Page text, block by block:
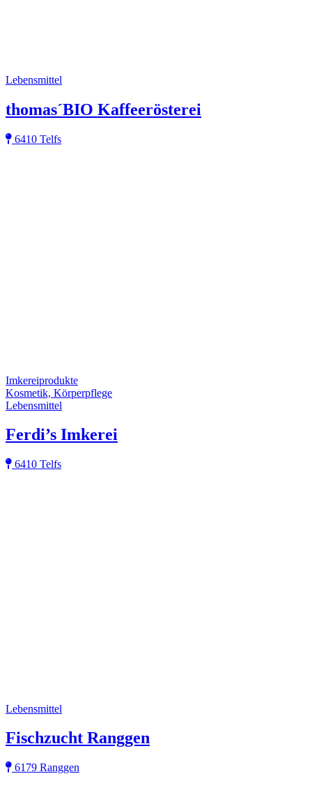
Lebensmittel
thomas´BIO Kaffeerösterei
6410 Telfs
Imkereiprodukte
Kosmetik, Körperpflege
Lebensmittel
Ferdi’s Imkerei
6410 Telfs
Lebensmittel
Fischzucht Ranggen
6179 Ranggen